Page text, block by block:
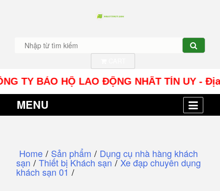
TY BẢO HỘ LAO ĐỘNG NHÂT TÍN UY - Địa
MENU
Home / Sản phẩm / Dụng cụ nhà hàng khách
sạn / Thiết bị Khách sạn / Xe đạp chuyên dụng
khách sạn 01 /